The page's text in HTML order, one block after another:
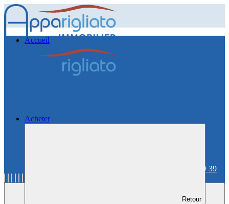
06 59 36 59 39
Accueil
Acheter
Retour